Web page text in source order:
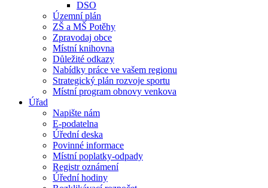
DSO
Územní plán
ZŠ a MŠ Potěhy
Zpravodaj obce
Místní knihovna
Důležité odkazy
Nabídky práce ve vašem regionu
Strategický plán rozvoje sportu
Místní program obnovy venkova
Úřad
Napište nám
E-podatelna
Úřední deska
Povinné informace
Místní poplatky-odpady
Registr oznámení
Úřední hodiny